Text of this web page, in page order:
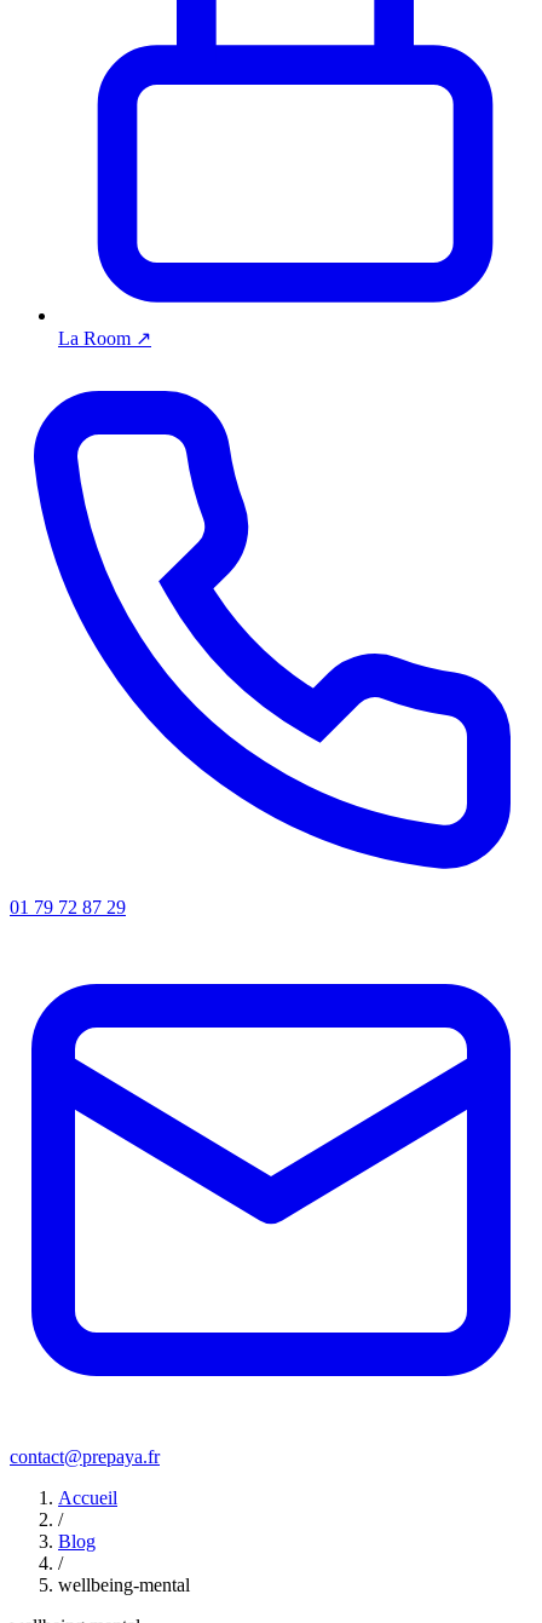
La Room ↗
01 79 72 87 29
contact@prepaya.fr
Accueil
/
Blog
/
wellbeing-mental